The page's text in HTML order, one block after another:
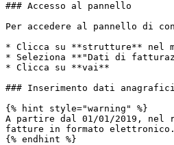
### Accesso al pannello
Per accedere al pannello di
* Clicca su **strutture** nel
* Seleziona **"Dati di
* Clicca su **vai**
### Inserimento dati anagrafici
{% hint style="warning" %}
A partire dal 01/01/2019, nel
fatture in formato elettronico.
{% endhint %}